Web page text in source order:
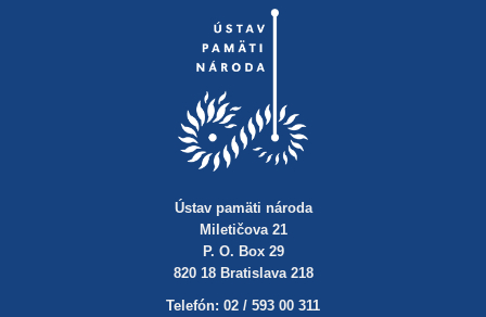
Ústav pamäti národa
Miletičova 21
P. O. Box 29
820 18 Bratislava 218
Telefón: 02 / 593 00 311